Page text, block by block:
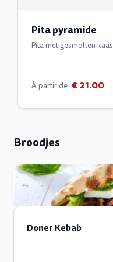
Pita pyramide
Pita met gesmolten kaas
À partir de € 21.00
Broodjes
Doner Kebab